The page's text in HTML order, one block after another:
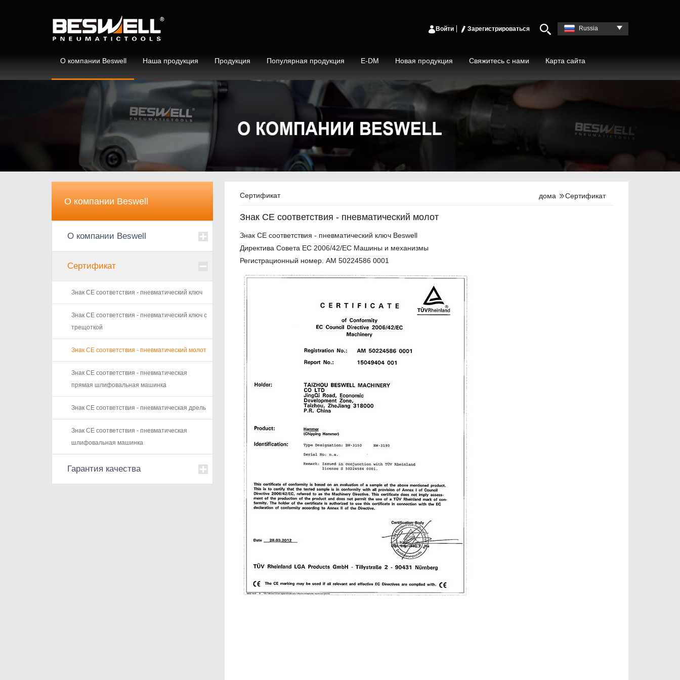
Войти Зарегистрироваться Russia
О компании Beswell Наша продукция Продукция Популярная продукция E-DM Новая продукция Свяжитесь с нами Карта сайта
О компании Beswell
О компании Beswell
Сертификат
Знак CE соответствия - пневматический ключ
Знак CE соответствия - пневматический ключ с
трещоткой
Знак CE соответствия - пневматический молот
Знак CE соответствия - пневматическая
прямая шлифовальная машинка
Знак CE соответствия - пневматическая дрель
Знак CE соответствия - пневматическая
шлифовальная машинка
Гарантия качества
Сертификат дома Сертификат
Знак CE соответствия - пневматический молот
Знак CE соответствия - пневматический ключ Beswell
Директива Совета EC 2006/42/EC Машины и механизмы
Регистрационный номер. AM 50224586 0001